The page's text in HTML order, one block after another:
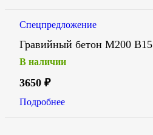
Спецпредложение
Гравийный бетон М200 В15
В наличии
3650 ₽
Подробнее